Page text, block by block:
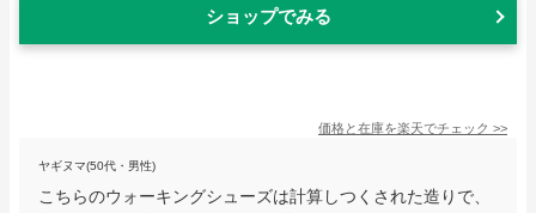
ショップでみる
価格と在庫を楽天でチェック >>
ヤギヌマ(50代・男性)
こちらのウォーキングシューズは計算しつくされた造りで、